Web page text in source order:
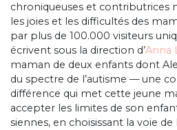
chroniqueuses et contributrices
les joies et les difficultés des
par plus de 100.000 visiteurs
écrivent sous la direction d’Anna
maman de deux enfants dont
du spectre de l’autisme — une
différence qui met cette jeune
accepter les limites de son
siennes, en choisissant la voie